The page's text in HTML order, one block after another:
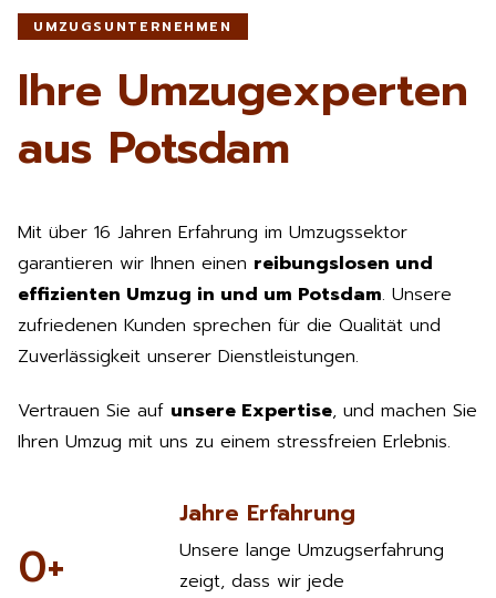
UMZUGSUNTERNEHMEN
Ihre Umzugexperten
aus Potsdam
Mit über 16 Jahren Erfahrung im Umzugssektor
garantieren wir Ihnen einen reibungslosen und
effizienten Umzug in und um Potsdam. Unsere
zufriedenen Kunden sprechen für die Qualität und
Zuverlässigkeit unserer Dienstleistungen.
Vertrauen Sie auf unsere Expertise, und machen Sie
Ihren Umzug mit uns zu einem stressfreien Erlebnis.
0+
Jahre Erfahrung
Unsere lange Umzugserfahrung
zeigt, dass wir jede